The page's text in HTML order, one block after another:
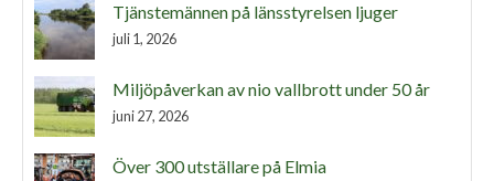
Tjänstemännen på länsstyrelsen ljuger
juli 1, 2026
Miljöpåverkan av nio vallbrott under 50 år
juni 27, 2026
Över 300 utställare på Elmia